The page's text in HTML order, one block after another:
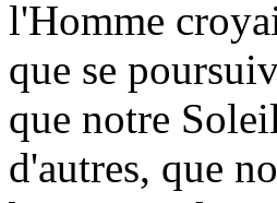
l'Homme
que se
que notre
d'autres, que